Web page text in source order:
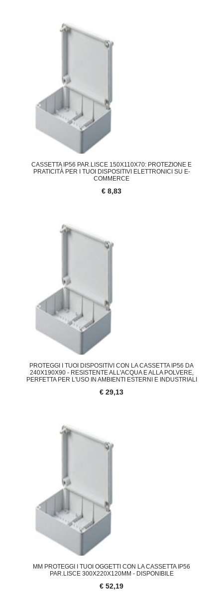
CASSETTA IP56 PAR.LISCE 150X110X70: PROTEZIONE E
PRATICITÀ PER I TUOI DISPOSITIVI ELETTRONICI SU E-
COMMERCE
€ 8,83
PROTEGGI I TUOI DISPOSITIVI CON LA CASSETTA IP56 DA
240X190X90 - RESISTENTE ALL'ACQUA E ALLA POLVERE,
PERFETTA PER L'USO IN AMBIENTI ESTERNI E INDUSTRIALI
€ 29,13
MM PROTEGGI I TUOI OGGETTI CON LA CASSETTA IP56
PAR.LISCE 300X220X120MM - DISPONIBILE
€ 52,19